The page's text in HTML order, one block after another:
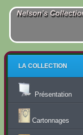
LA COLLECTION
Présentation
Cartonnages